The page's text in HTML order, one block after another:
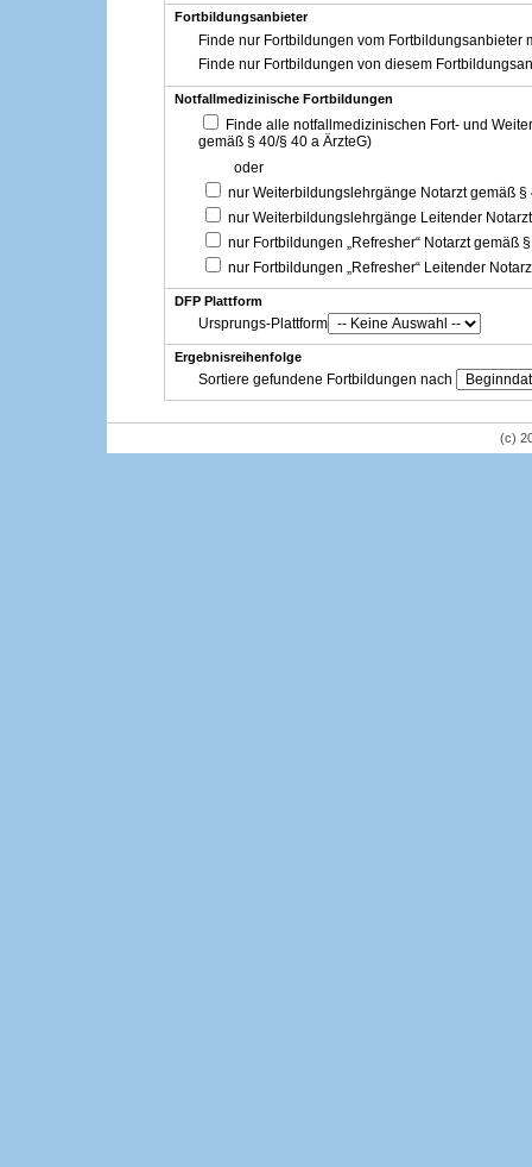
Fortbildungsanbieter
Finde nur Fortbildungen vom Fortbildungsanbieter
Finde nur Fortbildungen von diesem
Notfallmedizinische Fortbildungen
Finde alle notfallmedizinischen Fort- und
gemäß § 40/§ 40 a ÄrzteG)
oder
nur Weiterbildungslehrgänge Notarzt gemäß §
nur Weiterbildungslehrgänge Leitender
nur Fortbildungen „Refresher“ Notarzt gemäß
nur Fortbildungen „Refresher“ Leitender
DFP Plattform
Ursprungs-Plattform
Ergebnisreihenfolge
Sortiere gefundene Fortbildungen nach
(c)